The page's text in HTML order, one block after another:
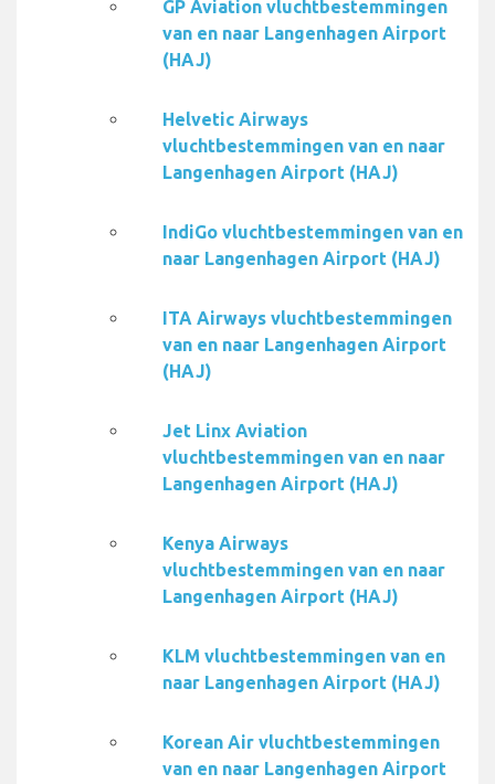
GP Aviation vluchtbestemmingen
van en naar Langenhagen Airport
(HAJ)
Helvetic Airways
vluchtbestemmingen van en naar
Langenhagen Airport (HAJ)
IndiGo vluchtbestemmingen van en
naar Langenhagen Airport (HAJ)
ITA Airways vluchtbestemmingen
van en naar Langenhagen Airport
(HAJ)
Jet Linx Aviation
vluchtbestemmingen van en naar
Langenhagen Airport (HAJ)
Kenya Airways
vluchtbestemmingen van en naar
Langenhagen Airport (HAJ)
KLM vluchtbestemmingen van en
naar Langenhagen Airport (HAJ)
Korean Air vluchtbestemmingen
van en naar Langenhagen Airport